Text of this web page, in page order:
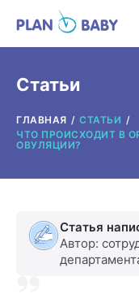
О
Статьи
ГЛАВНАЯ
СТАТЬИ
ЧТО ПРОИСХОДИТ В
ОВУЛЯЦИИ?
Статья
Автор: